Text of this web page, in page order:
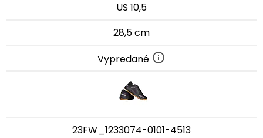
US 10,5
28,5 cm
Vypredané
23FW_1233074-0101-4513